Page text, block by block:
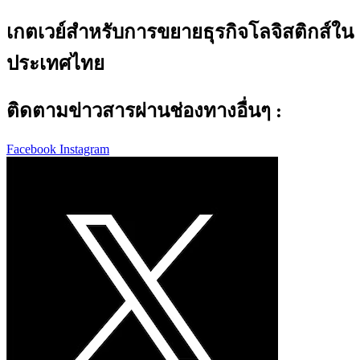
เกตเวย์สำหรับการขยายธุรกิจโลจิสติกส์ใน
ประเทศไทย
ติดตามข่าวสารผ่านช่องทางอื่นๆ :
Facebook Instagram